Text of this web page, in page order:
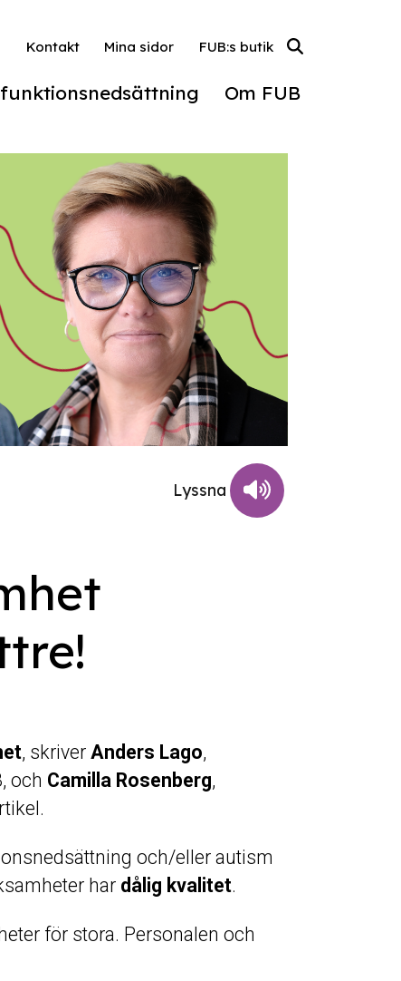
Om FUB
Kontakt Mina sidor FUB:s butik
, skriverAnders Lago,
och Camilla Rosenberg,
och/eller autism
har dålig kvalitet.
för stora. Personalen och